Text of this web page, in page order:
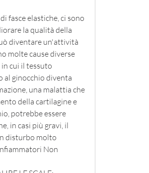
fasce elastiche, ci sono
la qualità della
diventare un'attività
molte cause diverse
cui il tessuto
al ginocchio diventa
una malattia che
della cartilagine e
potrebbe essere
in casi più gravi, il
disturbo molto
Non